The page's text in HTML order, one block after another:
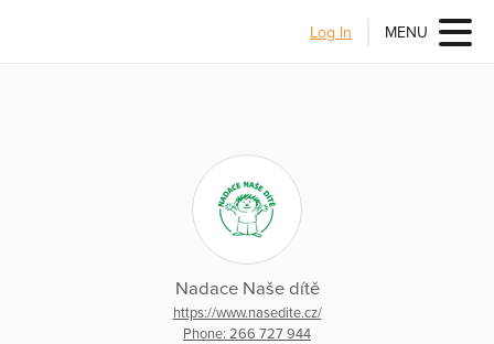
Log In MENU
Nadace Naše dítě
https://www.nasedite.cz/
Phone: 266 727 944